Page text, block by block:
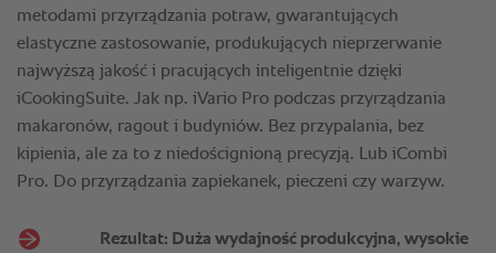
metodami przyrządzania potraw, gwarantujących
elastyczne zastosowanie, produkujących nieprzerwanie
najwyższą jakość i pracujących inteligentnie dzięki
iCookingSuite. Jak np. iVario Pro podczas przyrządzania
makaronów, ragout i budyniów. Bez przypalania, bez
kipienia, ale za to z niedoścignioną precyzją. Lub iCombi
Pro. Do przyrządzania zapiekanek, pieczeni czy warzyw.
Rezultat: Duża wydajność produkcyjna, wysokie